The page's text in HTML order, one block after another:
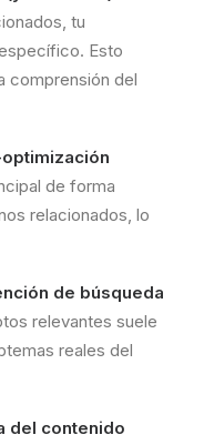
tu
Esto
comprensión del
de forma
relacionados, lo
de búsqueda
relevantes suele
reales del
del contenido